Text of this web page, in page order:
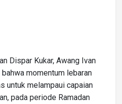
Dispar Kukar, Awang Ivan
momentum lebaran
untuk melampaui capaian
pada periode Ramadan